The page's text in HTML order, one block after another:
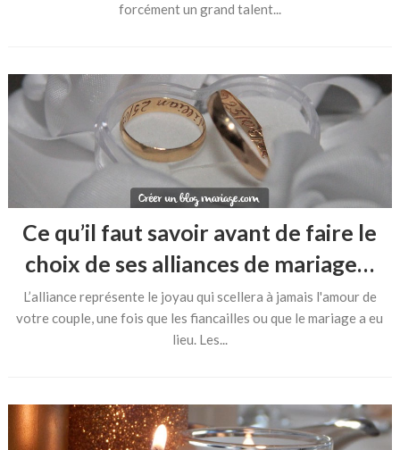
forcément un grand talent...
Ce qu’il faut savoir avant de faire le
choix de ses alliances de mariage…
L’alliance représente le joyau qui scellera à jamais l'amour de
votre couple, une fois que les fiancailles ou que le mariage a eu
lieu. Les...